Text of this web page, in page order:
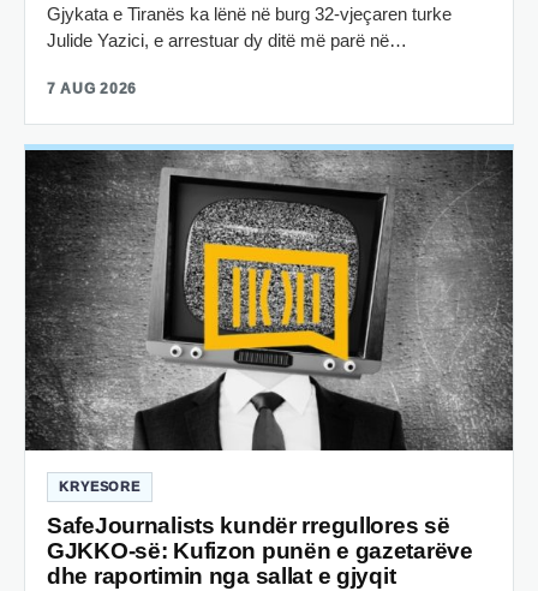
Gjykata e Tiranës ka lënë në burg 32-vjeçaren turke
Julide Yazici, e arrestuar dy ditë më parë në…
7 AUG 2026
KRYESORE
SafeJournalists kundër rregullores së
GJKKO-së: Kufizon punën e gazetarëve
dhe raportimin nga sallat e gjyqit